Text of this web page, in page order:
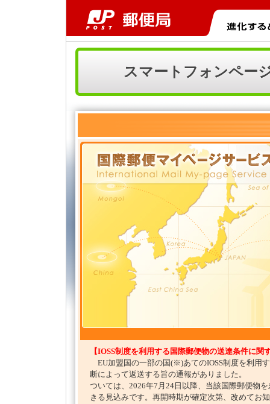
スマートフォンペー
【IOSS制度を利用する国際郵便物の送達条件に関
EU加盟国の一部の国(※)あてのIOSS制度を利用
断によって返送する旨の通報がありました。
ついては、2026年7月24日以降、当該国際郵便物
きる見込みです。再開時期が確定次第、改めてお